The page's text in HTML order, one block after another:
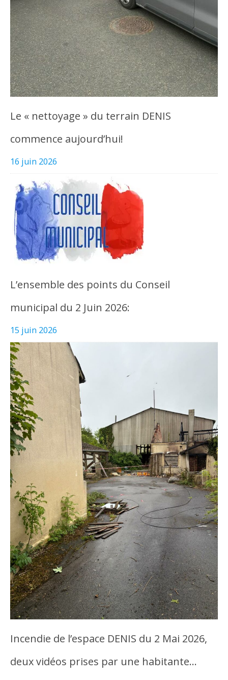
Le « nettoyage » du terrain DENIS
commence aujourd’hui!
16 juin 2026
L’ensemble des points du Conseil
municipal du 2 Juin 2026:
15 juin 2026
Incendie de l’espace DENIS du 2 Mai 2026,
deux vidéos prises par une habitante…